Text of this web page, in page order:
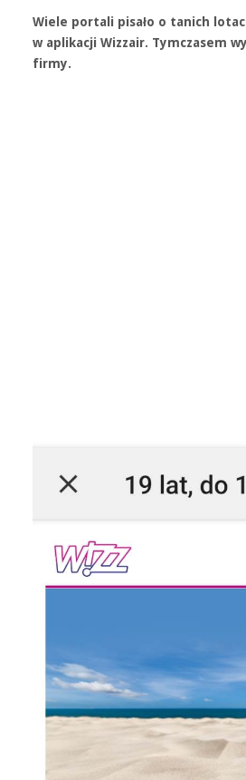
Wiele portali pisało o tanich
w aplikacji Wizzair. Tymczasem
firmy.